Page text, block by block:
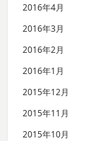
2016年4月
2016年3月
2016年2月
2016年1月
2015年12月
2015年11月
2015年10月